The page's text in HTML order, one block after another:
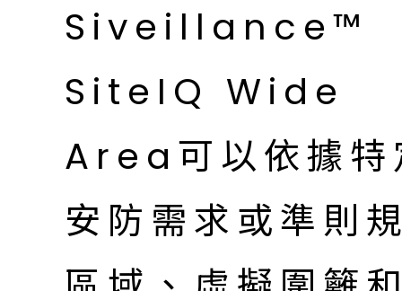
Siveillance™
SiteIQ Wide
Area可以依據特
安防需求或準則